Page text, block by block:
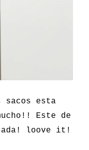
esta
Este de
loove it!